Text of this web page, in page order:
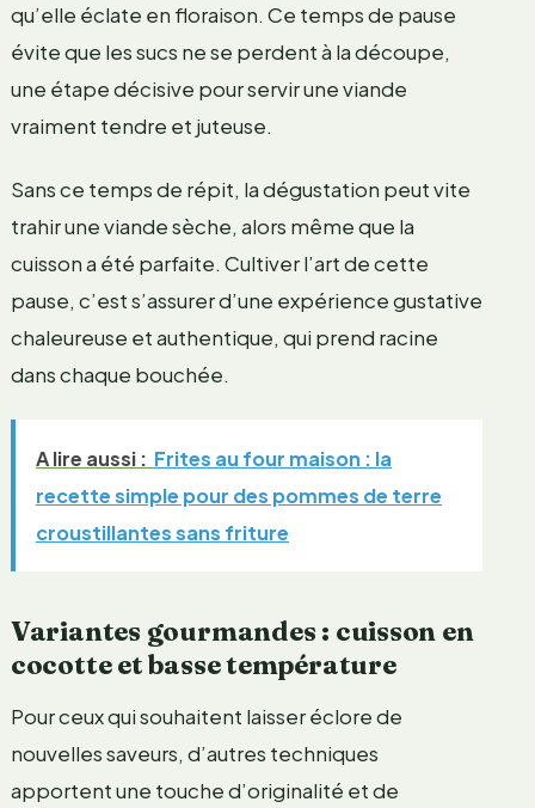
qu’elle éclate en floraison. Ce temps de pause
évite que les sucs ne se perdent à la découpe,
une étape décisive pour servir une viande
vraiment tendre et juteuse.
Sans ce temps de répit, la dégustation peut vite
trahir une viande sèche, alors même que la
cuisson a été parfaite. Cultiver l’art de cette
pause, c’est s’assurer d’une expérience gustative
chaleureuse et authentique, qui prend racine
dans chaque bouchée.
A lire aussi : Frites au four maison : la
recette simple pour des pommes de terre
croustillantes sans friture
Variantes gourmandes : cuisson en
cocotte et basse température
Pour ceux qui souhaitent laisser éclore de
nouvelles saveurs, d’autres techniques
apportent une touche d’originalité et de